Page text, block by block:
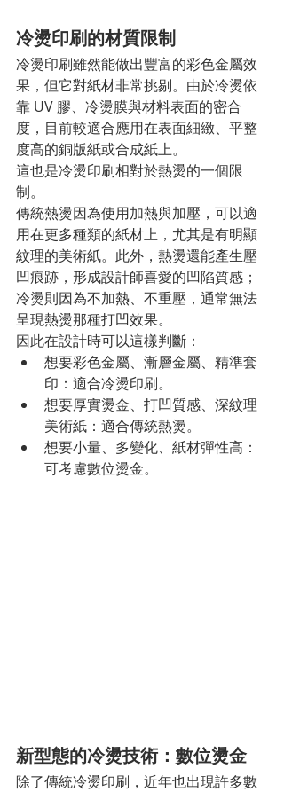
冷燙印刷的材質限制
冷燙印刷雖然能做出豐富的彩色金屬效
果，但它對紙材非常挑剔。由於冷燙依
靠 UV 膠、冷燙膜與材料表面的密合
度，目前較適合應用在表面細緻、平整
度高的銅版紙或合成紙上。
這也是冷燙印刷相對於熱燙的一個限
制。
傳統熱燙因為使用加熱與加壓，可以適
用在更多種類的紙材上，尤其是有明顯
紋理的美術紙。此外，熱燙還能產生壓
凹痕跡，形成設計師喜愛的凹陷質感；
冷燙則因為不加熱、不重壓，通常無法
呈現熱燙那種打凹效果。
因此在設計時可以這樣判斷：
想要彩色金屬、漸層金屬、精準套
印：適合冷燙印刷。
想要厚實燙金、打凹質感、深紋理
美術紙：適合傳統熱燙。
想要小量、多變化、紙材彈性高：
可考慮數位燙金。
新型態的冷燙技術：數位燙金
除了傳統冷燙印刷，近年也出現許多數